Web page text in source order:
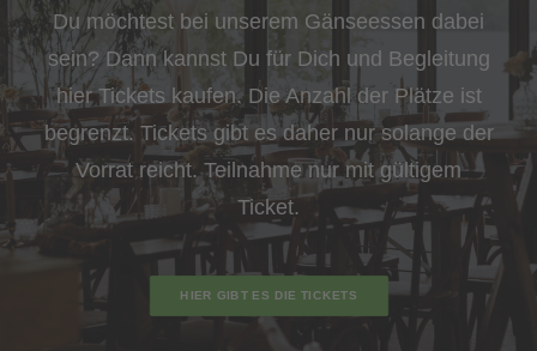
Du möchtest bei unserem Gänseessen dabei
sein? Dann kannst Du für Dich und Begleitung
hier Tickets kaufen. Die Anzahl der Plätze ist
begrenzt. Tickets gibt es daher nur solange der
Vorrat reicht. Teilnahme nur mit gültigem
Ticket.
HIER GIBT ES DIE TICKETS